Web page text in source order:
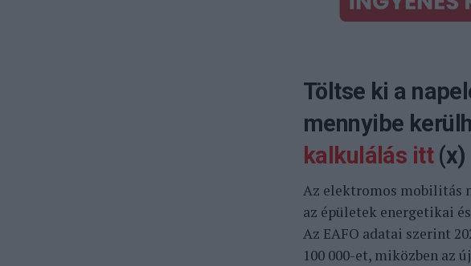
Töltse ki a
mennyibe
kalkulálás itt (x)
Az elektromos mobilitás
az épületek energetikai
Az EAFO adatai szerint
100 000-et, miközben az